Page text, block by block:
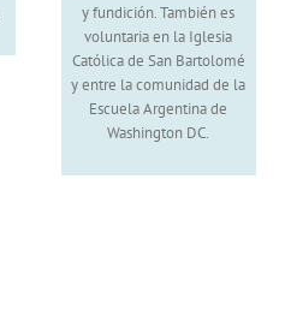
y fundición. También es
voluntaria en la Iglesia
Católica de San Bartolomé
y entre la comunidad de la
Escuela Argentina de
Washington DC.